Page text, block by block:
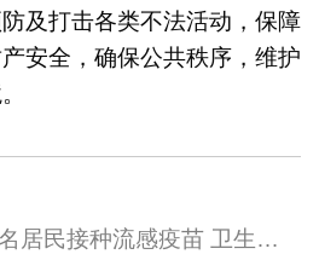
及打击各类不法活动，保障
安全，确保公共秩序，维护
接种流感疫苗 卫生局